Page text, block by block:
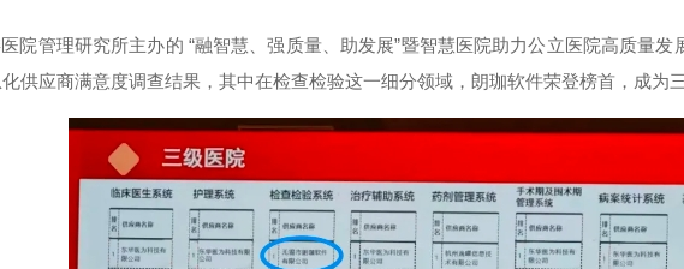
院管理研究所主办的 “融智慧、强质量、助发展”暨智慧医院助力公立医院高质量
供应商满意度调查结果，其中在检查检验这一细分领域，朗珈软件荣登榜首，成为